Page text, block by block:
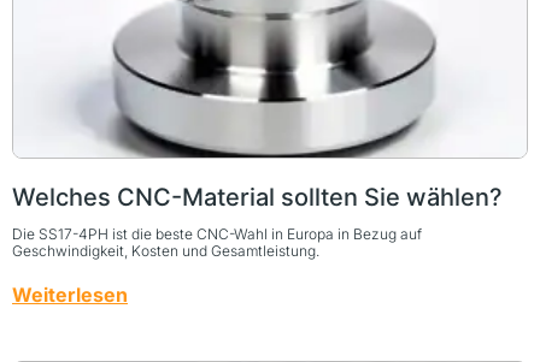
Welches CNC-Material sollten Sie wählen?
Die SS17-4PH ist die beste CNC-Wahl in Europa in Bezug auf
Geschwindigkeit, Kosten und Gesamtleistung.
Weiterlesen